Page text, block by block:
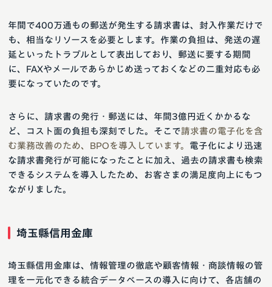
年間で400万通もの郵送が発生する請求書は、封入作業だけで
も、相当なリソースを必要とします。作業の負担は、発送の遅
延といったトラブルとして表出しており、郵送に要する期間
に、FAXやメールであらかじめ送っておくなどの二重対応も必
要になっていたのです。
さらに、請求書の発行・郵送には、年間3億円近くかかるな
ど、コスト面の負担も深刻でした。そこで請求書の電子化を含
む業務改善のため、BPOを導入しています。 電子化により迅速
な請求書発行が可能になったことに加え、過去の請求書も検索
できるシステムを導入したため、お客さまの満足度向上にもつ
ながりました。
埼玉縣信用金庫
埼玉縣信用金庫は、情報管理の徹底や顧客情報・商談情報の管
理を一元化できる統合データベースの導入に向けて、各店舗の